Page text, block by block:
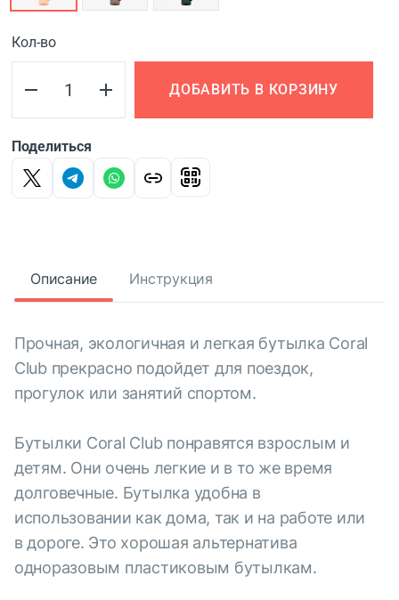
Кол-во
ДОБАВИТЬ В КОРЗИНУ
Поделиться
Описание Инструкция
Прочная, экологичная и легкая бутылка Coral
Club прекрасно подойдет для поездок,
прогулок или занятий спортом.
Бутылки Coral Club понравятся взрослым и
детям. Они очень легкие и в то же время
долговечные. Бутылка удобна в
использовании как дома, так и на работе или
в дороге. Это хорошая альтернатива
одноразовым пластиковым бутылкам.